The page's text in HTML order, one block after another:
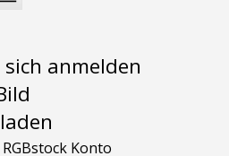
sich anmelden